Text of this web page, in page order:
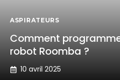
ASPIRATEURS
Comment
robot Roomba ?
10 avril 2025